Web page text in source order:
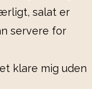
salat er
servere for
klare mig uden